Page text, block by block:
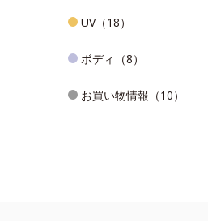
UV（18）
ボディ（8）
お買い物情報（10）